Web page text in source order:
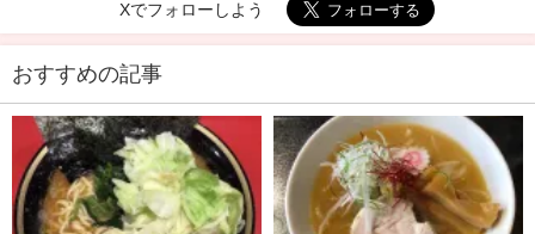
Xでフォローしよう
おすすめの記事